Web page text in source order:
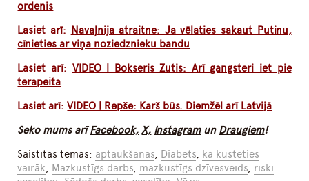
ordenis
Lasiet arī:
Navaļnija atraitne: Ja vēlaties sakaut Putinu,
cīnieties ar viņa noziedznieku bandu
Lasiet arī: VIDEO | Bokseris Zutis: Arī gangsteri iet pie
terapeita
Lasiet arī:VIDEO | Repše: Karš būs. Diemžēl arī Latvijā
Seko mums arīFacebook, X, Instagramun Draugiem!
Saistītās tēmas: aptaukšanās, Diabēts, kā kustēties
vairāk, Mazkustīgs darbs, mazkustīgs dzīvesveids, riski